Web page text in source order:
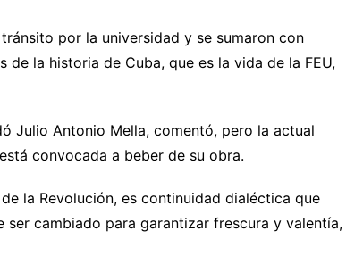
por la universidad y se sumaron con
la historia de Cuba, que es la vida de la FEU,
Julio Antonio Mella, comentó, pero la actual
convocada a beber de su obra.
la Revolución, es continuidad dialéctica que
cambiado para garantizar frescura y valentía,